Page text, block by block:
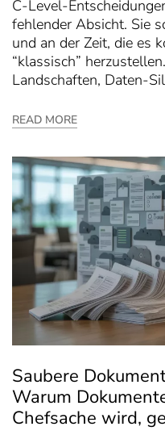
C-Level-
fehlender Absicht. Sie
und an der Zeit, die es
“klassisch”
Landschaften, Daten-
READ MORE
Saubere
Warum
Chefsache wird,